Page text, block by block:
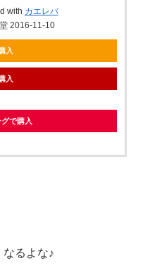
with カエレバ
2016-11-10
入
入
で購入
るよな♪